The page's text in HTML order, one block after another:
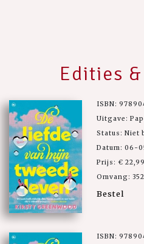
Edities
ISBN:
Uitgave:
Status: Niet
Datum: 06-
Prijs: € 22,99
Omvang:
Bestel
ISBN: